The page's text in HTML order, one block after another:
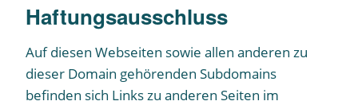
Haftungsausschluss
Auf diesen Webseiten sowie allen anderen zu
dieser Domain gehörenden Subdomains
befinden sich Links zu anderen Seiten im